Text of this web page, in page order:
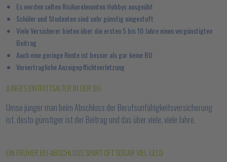
Es werden selten Risikorelevanten Hobbys ausgeübt
Schüler und Studenten sind sehr günstig eingestuft
Viele Versicherer bieten über die ersten 5 bis 10 Jahre einen vergünstigten
Beitrag
Auch eine geringe Rente ist besser als gar keine BU
Vorvertragliche Anzeigepflichtverletzung
JUNGES EINTRITTSALTER IN DER BU
Umso jünger man beim Abschluss der Berufsunfähigkeitsversicherung
ist, desto günstiger ist der Beitrag und das über viele, viele Jahre.
EIN FRÜHER BU-ABSCHLUSS SPART OFT SOGAR VIEL GELD